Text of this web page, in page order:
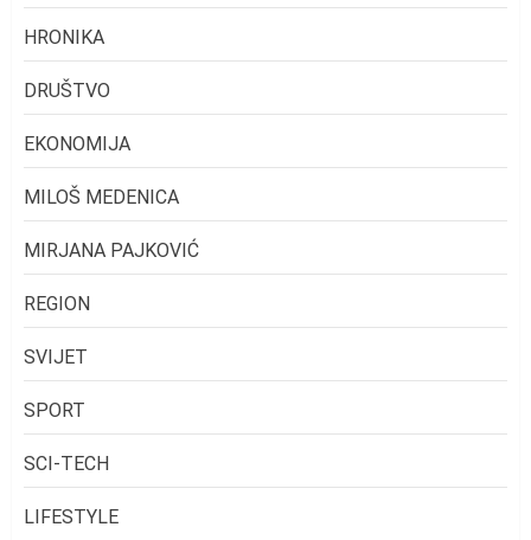
HRONIKA
DRUŠTVO
EKONOMIJA
MILOŠ MEDENICA
MIRJANA PAJKOVIĆ
REGION
SVIJET
SPORT
SCI-TECH
LIFESTYLE